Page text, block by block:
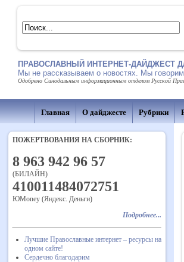
ПРАВОСЛАВНЫЙ ИНТЕРНЕТ-ДАЙДЖЕСТ
Мы не рассказываем о новостях. Мы
Одобрено Синодальным информационным отделом Русской
Главная О дайджесте Рубрики
ПОЖЕРТВОВАНИЯ НА СБОРНИК:
8 963 942 96 57
(БИЛАЙН)
410011484072751
ЮMoney (Яндекс. Деньги)
Подробнее...
Лучшие Православные интернет – ресурсы на
одном сайте!
Сердечно благодарим